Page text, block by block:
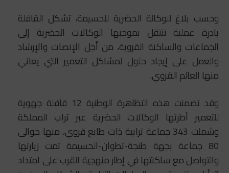
وحسب بلاغ للوكالة الحضرية للحسيمة، تشكل القافلة
بادرة عملية تنتقل بموجبها الوكالات الحضرية إلى
الجماعات والساكنة القروية، من أجل الإنصات والإرشاد
والعمل على إيجاد حلول لمشاكل التعمير التي يعاني
منها العالم القروي.
وقد تضمنت هذه التظاهرة الوطنية 12 قافلة جهوية
للتعمير أطرتها الوكالات الحضرية عبر تراب المملكة
وشملت 343 جماعة ترابية ذات طابع قروي، منها حوالى
80 جماعة بجهة طنجة-تطوان-الحسيمة تمت زيارتها
والتواصل مع ساكنتها في إطار منهجية القرب على امتداد